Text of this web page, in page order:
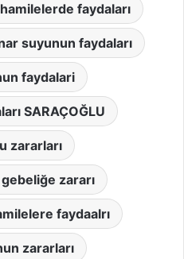
faydaları
suyunun faydaları
faydalari
SARAÇOĞLU
zararları
zararı
faydaalrı
zararları